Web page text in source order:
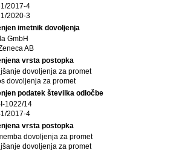
2017-4
2020-3
imetnik dovoljenja
GmbH
AB
vrsta postopka
dovoljenja za promet
dovoljenja za promet
podatek številka odločbe
1022/14
2017-4
vrsta postopka
dovoljenja za promet
dovoljenja za promet